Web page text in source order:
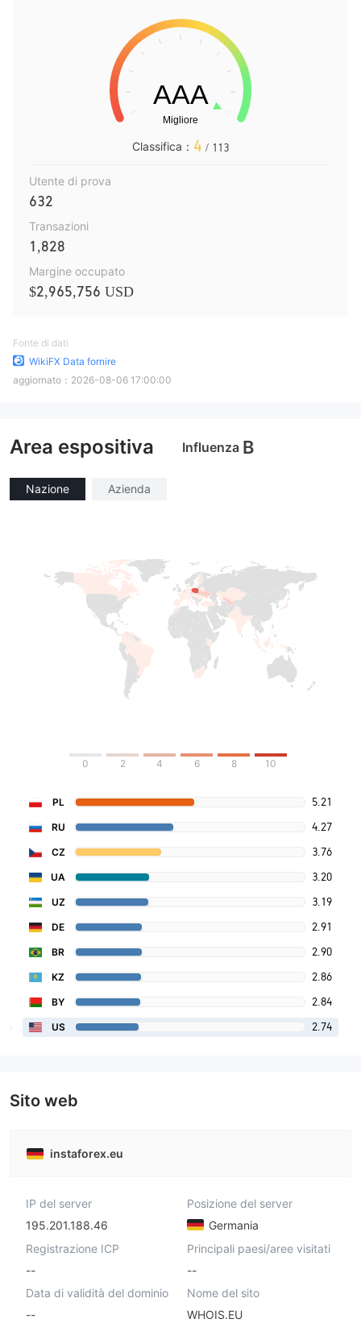
Classifica： 4 / 113
Utente di prova
632
Transazioni
1,828
Margine occupato
$2,965,756 USD
Fonte di dati
WikiFX Data fornire
aggiornato： 2026-08-06 17:00:00
Area espositiva Influenza B
Nazione Azienda
0 2 4 6 8 10
PL 5.21
RU 4.27
CZ 3.76
UA 3.20
UZ 3.19
DE 2.91
BR 2.90
KZ 2.86
BY 2.84
US 2.74
Sito web
instaforex.eu
IP del server
195.201.188.46
Posizione del server
Germania
Registrazione ICP
--
Principali paesi/aree visitati
--
Data di validità del dominio
--
Nome del sito
WHOIS.EU